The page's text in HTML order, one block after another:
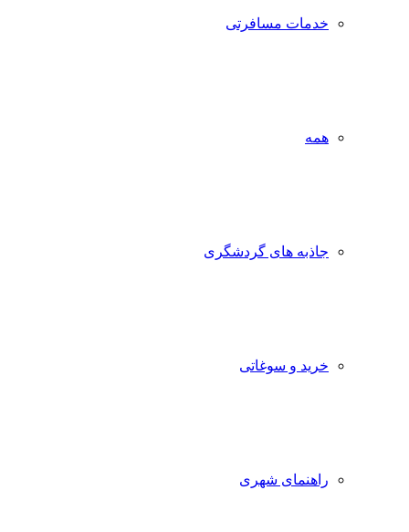
خدمات مسافرتی
همه
جاذبه‌ های گردشگری
خرید و سوغاتی
راهنمای شهری